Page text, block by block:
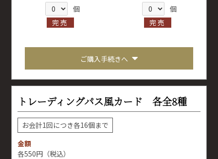
個
完売
個
完売
ご購入手続きへ
トレーディングパス風カード 各全8種
お会計1回につき各16個まで
金額
550円 （税込）